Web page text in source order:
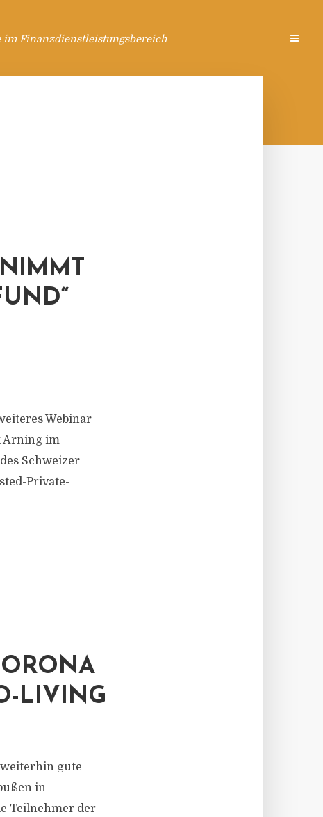
Finanzdienstleistungsbereich
Webinar
Arning im
Schweizer
Private-
LIVING
gute
in
Teilnehmer der